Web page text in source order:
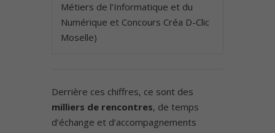
Métiers de l’Informatique et du
Numérique et Concours Créa D-Clic
Moselle)
Derrière ces chiffres, ce sont des
milliers de rencontres, de temps
d’échange et d’accompagnements